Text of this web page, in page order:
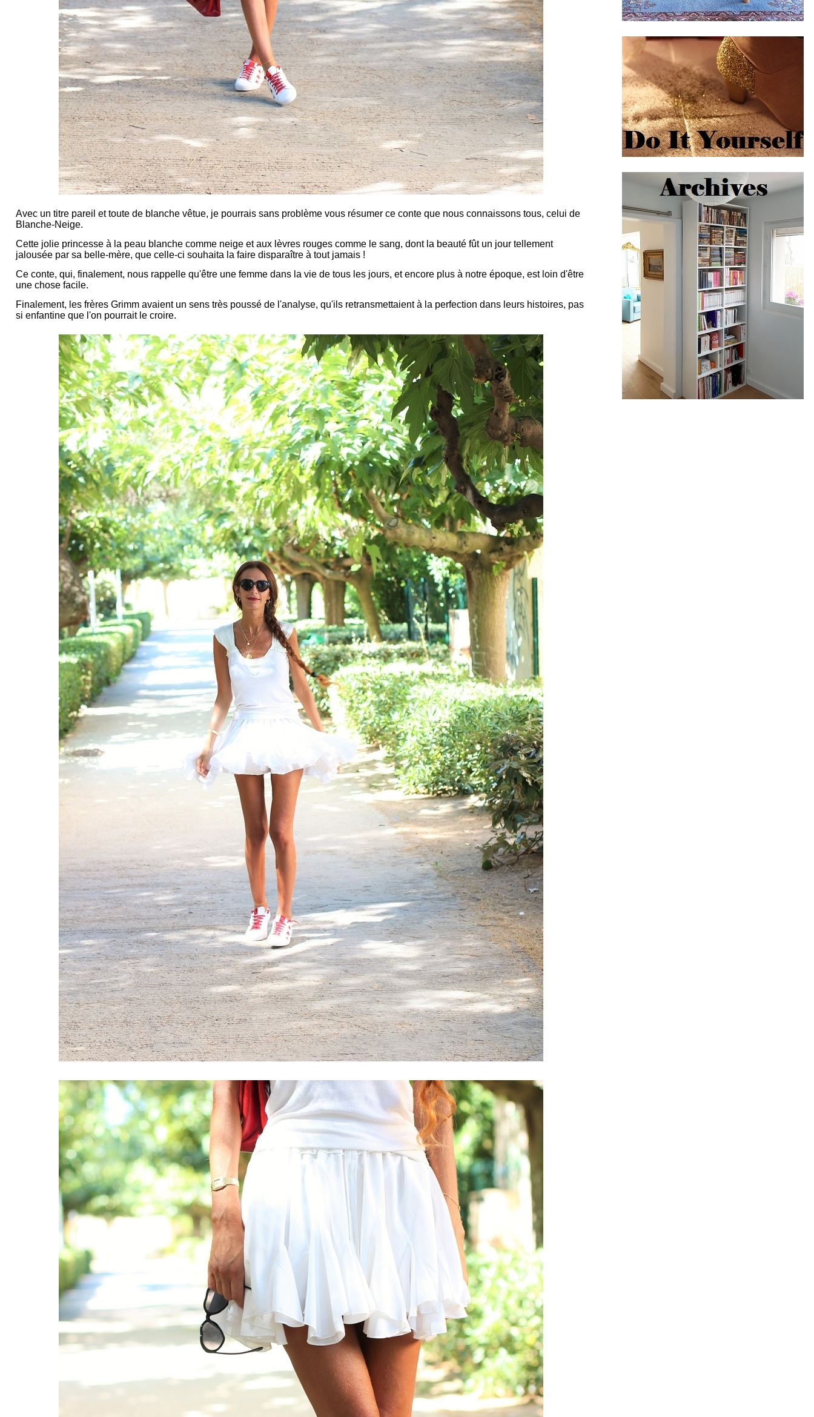
Avec un titre pareil et toute de blanche vêtue, je pourrais sans problème vous résumer ce conte que nous connaissons tous, celui de
Blanche-Neige.
Cette jolie princesse à la peau blanche comme neige et aux lèvres rouges comme le sang, dont la beauté fût un jour tellement
jalousée par sa belle-mère, que celle-ci souhaita la faire disparaître à tout jamais !
Ce conte, qui, finalement, nous rappelle qu'être une femme dans la vie de tous les jours, et encore plus à notre époque, est loin d'être
une chose facile.
Finalement, les frères Grimm avaient un sens très poussé de l'analyse, qu'ils retransmettaient à la perfection dans leurs histoires, pas
si enfantine que l'on pourrait le croire.